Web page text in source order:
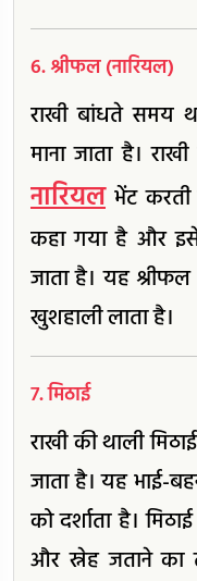
6. श्रीफल (नारियल)
राखी बांधते समय
माना जाता है।
नारियल भेंट करती
कहा गया है और इसे
जाता है। यह
खुशहाली लाता है।
7. मिठाई
राखी की थाली
जाता है। यह भाई-
को दर्शाता है।
और स्नेह जताने का